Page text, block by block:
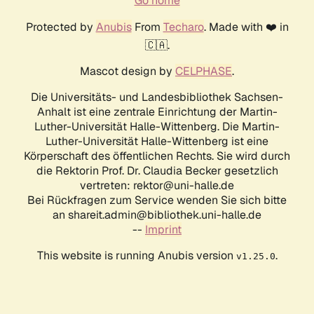
Protected by AnubisFrom Techaro. Made with ❤️ in
🇨🇦.
Mascot design by CELPHASE.
Die Universitäts- und Landesbibliothek Sachsen-
Anhalt ist eine zentrale Einrichtung der Martin-
Luther-Universität Halle-Wittenberg. Die Martin-
Luther-Universität Halle-Wittenberg ist eine
Körperschaft des öffentlichen Rechts. Sie wird durch
die Rektorin Prof. Dr. Claudia Becker gesetzlich
vertreten: rektor@uni-halle.de
Bei Rückfragen zum Service wenden Sie sich bitte
an shareit.admin@bibliothek.uni-halle.de
-- Imprint
This website is running Anubis version v1.25.0.